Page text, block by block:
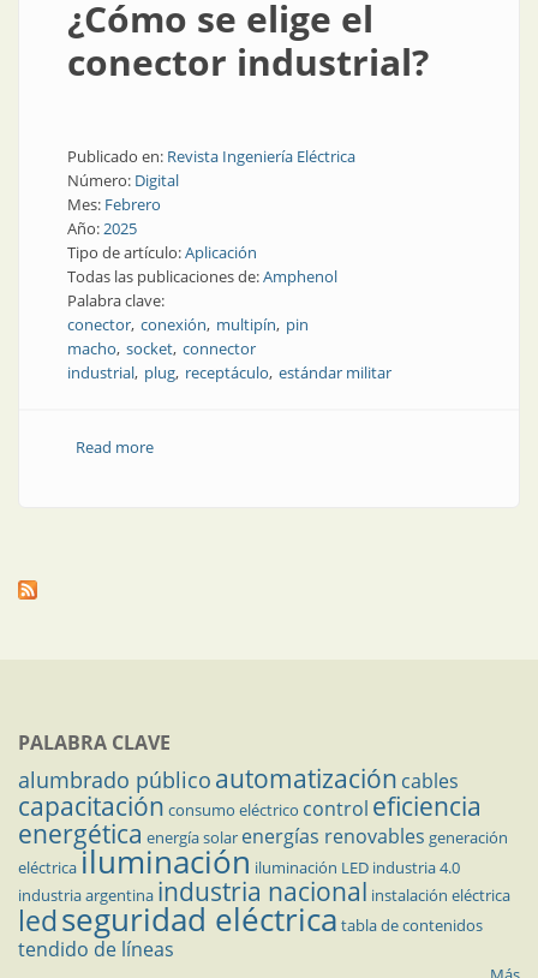
¿Cómo se elige el
conector industrial?
Publicado en: Revista Ingeniería Eléctrica
Número: Digital
Mes: Febrero
Año:2025
Tipo de artículo:Aplicación
Todas las publicaciones de:Amphenol
Palabra clave:
conector conexión multipín pin
macho socket connector
industrial plug receptáculo estándar militar
Read moreabout ¿Cómo se elige el conector industrial?
PALABRA CLAVE
alumbrado público automatización cables
capacitación consumo eléctrico control eficiencia
energética energía solar energías renovables generación
eléctricailuminación iluminación LED industria 4.0
industria argentina industria nacional instalación eléctrica
ledseguridad eléctrica tabla de contenidos
tendido de líneas